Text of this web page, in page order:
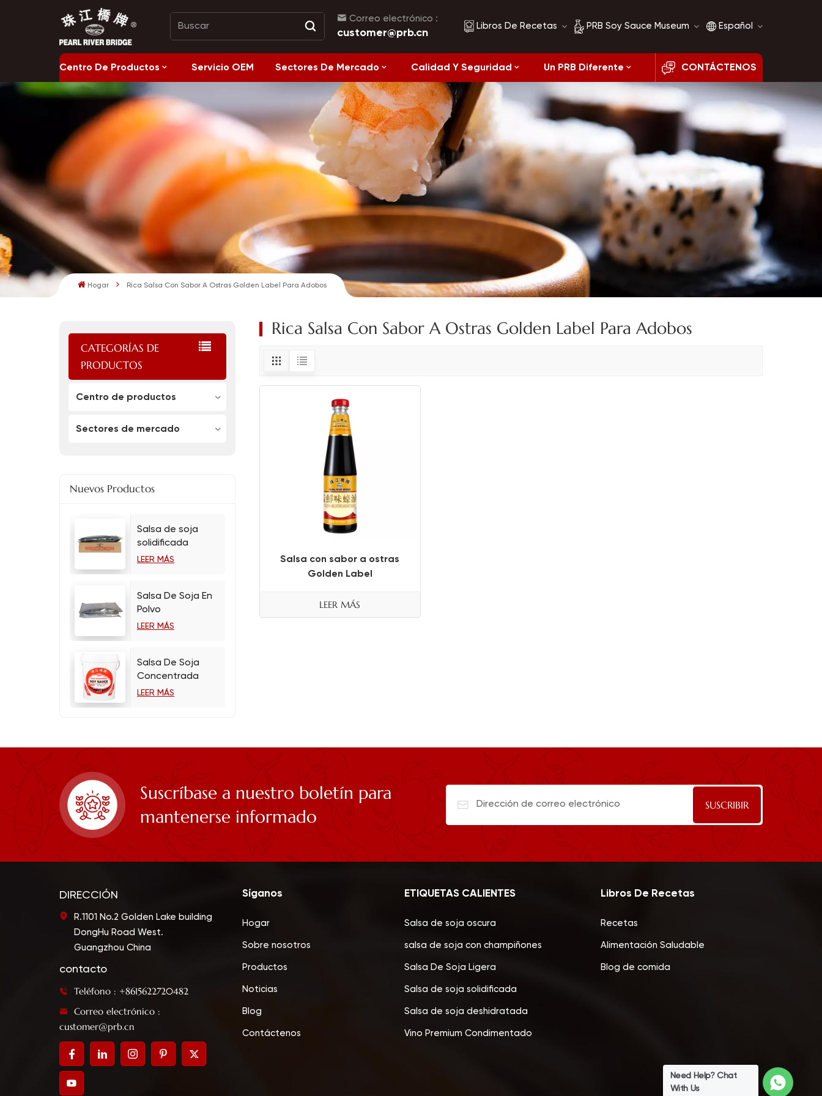
Correo electrónico :
customer@prb.cn Libros De Recetas
Recetas
Alimentación
Saludable
PRB Soy Sauce Museum
Historia de la salsa de
soja
Comparación de salsa
de soja
Español
English
français
العربية
Centro De Productos Servicio OEM Sectores De Mercado Calidad Y Seguridad Un PRB Diferente CONTÁCTENOS
Hogar Rica Salsa Con Sabor A Ostras Golden Label Para Adobos
CATEGORÍAS DE
PRODUCTOS
Centro de productos
Sectores de mercado
Nuevos Productos
Salsa de soja
solidificada
LEER MÁS
Salsa De Soja En
Polvo
LEER MÁS
Salsa De Soja
Concentrada
LEER MÁS
Rica Salsa Con Sabor A Ostras Golden Label Para Adobos
Salsa con sabor a ostras
Golden Label
LEER MÁS
Suscríbase a nuestro boletín para
mantenerse informado
DIRECCIÓN
R.1101 No.2 Golden Lake building
DongHu Road West.
Guangzhou China
contacto
Teléfono : +8615622720482
Correo electrónico :
customer@prb.cn
Síganos
Hogar
Sobre nosotros
Productos
Noticias
Blog
Contáctenos
ETIQUETAS CALIENTES
Salsa de soja oscura
salsa de soja con champiñones
Salsa De Soja Ligera
Salsa de soja solidificada
Salsa de soja deshidratada
Vino Premium Condimentado
Libros De Recetas
Recetas
Alimentación Saludable
Blog de comida
Need Help? Chat
With Us